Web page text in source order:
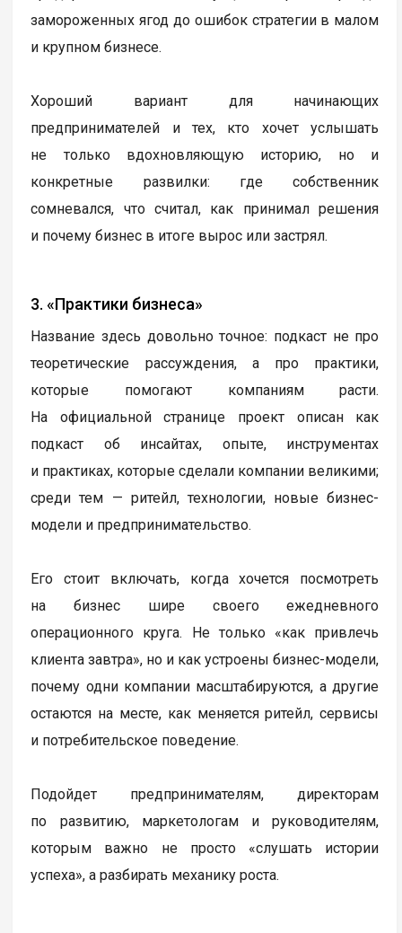
замороженных ягод до ошибок стратегии в малом
и крупном бизнесе.
Хороший вариант для начинающих
предпринимателей и тех, кто хочет услышать
не только вдохновляющую историю, но и
конкретные развилки: где собственник
сомневался, что считал, как принимал решения
и почему бизнес в итоге вырос или застрял.
3. «Практики бизнеса»
Название здесь довольно точное: подкаст не про
теоретические рассуждения, а про практики,
которые помогают компаниям расти.
На официальной странице проект описан как
подкаст об инсайтах, опыте, инструментах
и практиках, которые сделали компании великими;
среди тем — ритейл, технологии, новые бизнес-
модели и предпринимательство.
Его стоит включать, когда хочется посмотреть
на бизнес шире своего ежедневного
операционного круга. Не только «как привлечь
клиента завтра», но и как устроены бизнес-модели,
почему одни компании масштабируются, а другие
остаются на месте, как меняется ритейл, сервисы
и потребительское поведение.
Подойдет предпринимателям, директорам
по развитию, маркетологам и руководителям,
которым важно не просто «слушать истории
успеха», а разбирать механику роста.